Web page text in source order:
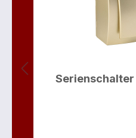
Serienschalter